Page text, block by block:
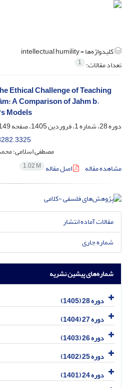
کلیدواژه‌ها =intellectual humility
تعداد مقالات: 1
Ethical Challenge of Teaching
A Comparison of Jahm b.
Models
دوره 28، شماره 1، فروردین 1405، صفحه
170
مصطفی اسلامی؛
مشاهده مقاله
اصل مقاله 1.02 M
مقالات آماده انتشار
شماره جاری
شماره‌های پیشین نشریه
دوره 28 (1405)
دوره 27 (1404)
دوره 26 (1403)
دوره 25 (1402)
دوره 24 (1401)